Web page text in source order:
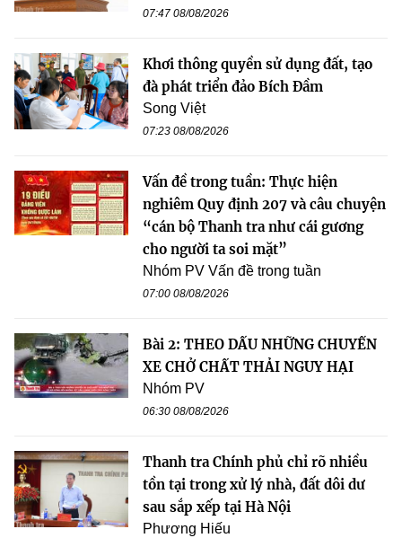
07:47 08/08/2026
Khơi thông quyền sử dụng đất, tạo
đà phát triển đảo Bích Đầm
Song Việt
07:23 08/08/2026
Vấn đề trong tuần: Thực hiện
nghiêm Quy định 207 và câu chuyện
“cán bộ Thanh tra như cái gương
cho người ta soi mặt”
Nhóm PV Vấn đề trong tuần
07:00 08/08/2026
Bài 2: THEO DẤU NHỮNG CHUYẾN
XE CHỞ CHẤT THẢI NGUY HẠI
Nhóm PV
06:30 08/08/2026
Thanh tra Chính phủ chỉ rõ nhiều
tồn tại trong xử lý nhà, đất dôi dư
sau sắp xếp tại Hà Nội
Phương Hiếu